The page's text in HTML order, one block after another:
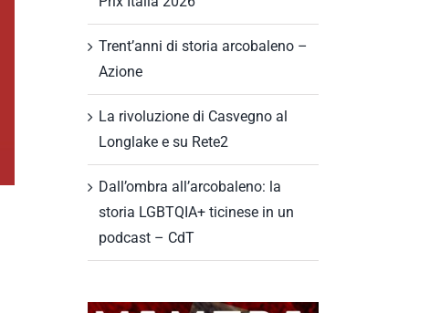
Trent’anni di storia arcobaleno –
Azione
La rivoluzione di Casvegno al
Longlake e su Rete2
Dall’ombra all’arcobaleno: la
storia LGBTQIA+ ticinese in un
podcast – CdT